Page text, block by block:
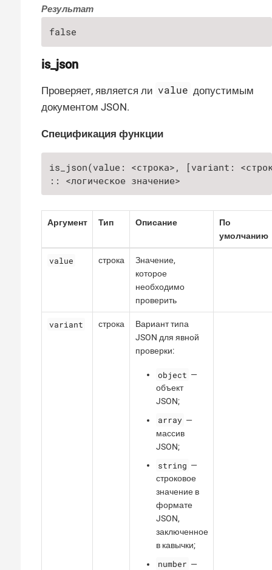
Результат
false
is_json
Проверяет, является ли value допустимым
документом JSON.
Спецификация функции
is_json(value: <строка>, [variant:
:: <логическое значение>
Аргумент Тип Описание
По
умолчанию
value строка
Значение,
которое
необходимо
проверить
variant строка
Вариант типа
JSON для явной
проверки:
object —
объект
JSON;
array —
массив
JSON;
string —
строковое
значение в
формате
JSON,
заключенное
в кавычки;
number —